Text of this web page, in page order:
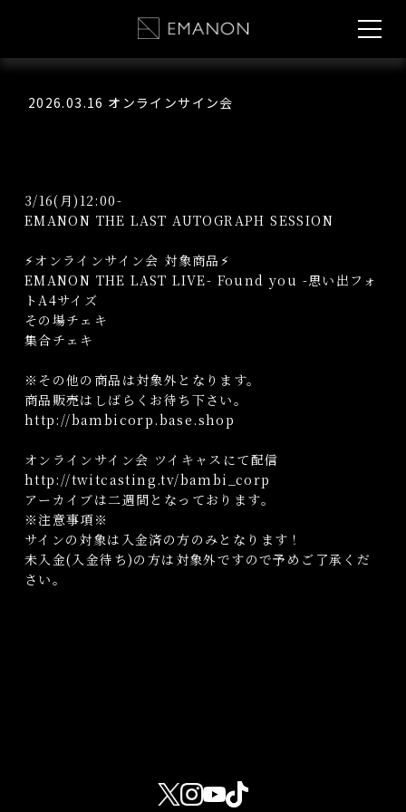
2026.03.16 オンラインサイン会
3/16(月)12:00-
EMANON THE LAST AUTOGRAPH SESSION
⚡︎オンラインサイン会 対象商品⚡︎
EMANON THE LAST LIVE- Found you -思い出フォ
トA4サイズ
その場チェキ
集合チェキ
※その他の商品は対象外となります。
商品販売はしばらくお待ち下さい。
http://bambicorp.base.shop
オンラインサイン会 ツイキャスにて配信
http://twitcasting.tv/bambi_corp
アーカイブは二週間となっております。
※注意事項※
サインの対象は入金済の方のみとなります！
未入金(入金待ち)の方は対象外ですので予めご了承くだ
さい。